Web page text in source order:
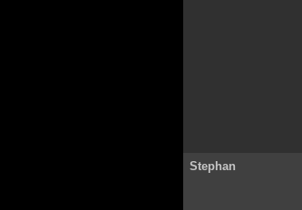
Stephan